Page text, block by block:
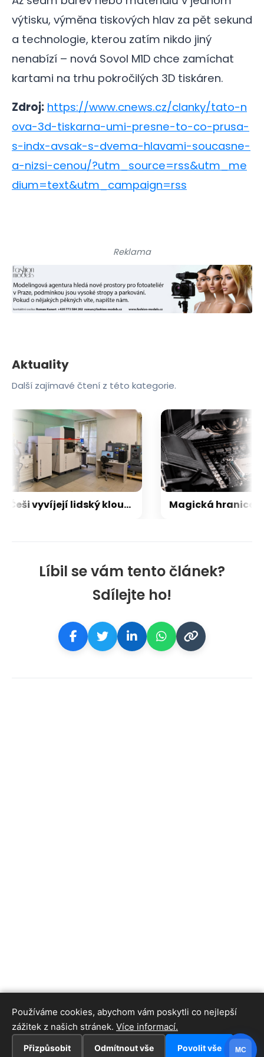
výtisku, výměna tiskových hlav za pět sekund
a technologie, kterou zatím nikdo jiný
nenabízí – nová Sovol M1D chce zamíchat
kartami na trhu pokročilých 3D tiskáren.
Zdroj: https://www.cnews.cz/clanky/tato-n
ova-3d-tiskarna-umi-presne-to-co-prusa-
s-indx-avsak-s-dvema-hlavami-soucasne-
a-nizsi-cenou/?utm_source=rss&utm_me
dium=text&utm_campaign=rss
Líbil se vám tento článek?
Sdílejte ho!
Reklama
Aktuality
Další zajímavé čtení z této kategorie.
Češi vyvíjejí lidský kloub budoucnosti. 3D tiskárna za 29 milionů vyrobí implantát, který uvolní léky přímo v těle
Používáme cookies, abychom vám poskytli co nejlepší
zážitek z našich stránek. Více informací.
Přizpůsobit Odmítnout vše Povolit vše MC